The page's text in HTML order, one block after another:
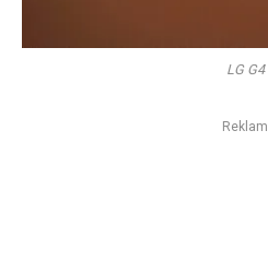
LG G4
Reklam